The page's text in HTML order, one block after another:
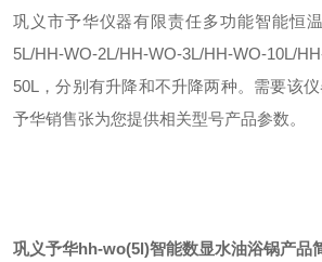
巩义市予华仪器有限责任多功能智能恒
5L/HH-WO-2L/HH-WO-3L/HH-WO-10L/
50L，分别有升降和不升降两种。需要该
予华销售张为您提供相关型号产品参数。
巩义予华hh-wo(5l)智能数显水油浴锅产品